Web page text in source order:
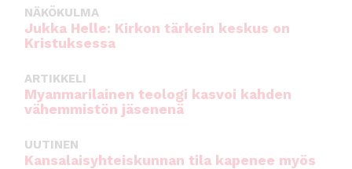
NÄKÖKULMA
Jukka Helle: Kirkon tärkein keskus on
Kristuksessa
ARTIKKELI
Myanmarilainen teologi kasvoi kahden
vähemmistön jäsenenä
UUTINEN
Kansalaisyhteiskunnan tila kapenee myös